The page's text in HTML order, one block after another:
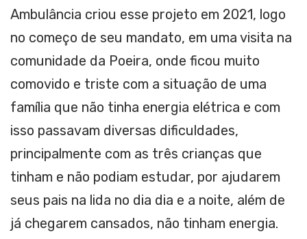
Ambulância criou esse projeto em 2021, logo
no começo de seu mandato, em uma visita na
comunidade da Poeira, onde ficou muito
comovido e triste com a situação de uma
família que não tinha energia elétrica e com
isso passavam diversas dificuldades,
principalmente com as três crianças que
tinham e não podiam estudar, por ajudarem
seus pais na lida no dia dia e a noite, além de
já chegarem cansados, não tinham energia.